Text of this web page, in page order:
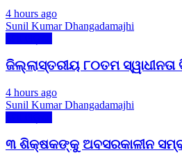
4 hours ago
Sunil Kumar Dhangadamajhi
ଜିଲ୍ଲାସ୍ତରୀୟ ୮୦ତମ
4 hours ago
Sunil Kumar Dhangadamajhi
୩ ଶିକ୍ଷକଙ୍କୁ ଅବସରକାଳୀନ